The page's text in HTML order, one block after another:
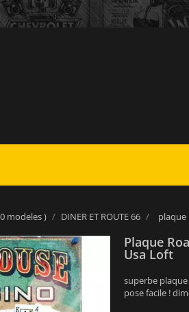
modeles ) DINER ET ROUTE 66
Plaque
Usa Loft
superbe
pose facile !